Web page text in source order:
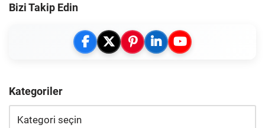
Bizi Takip Edin
Kategoriler